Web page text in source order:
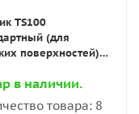
измерения
руб./шт
заказ
TR210
TR200
шероховатости
TS100
(для
поверхностей)
Time
в наличии.
товара: 8